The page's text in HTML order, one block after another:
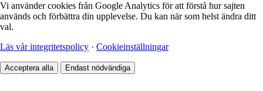
Vi använder cookies från Google Analytics för att förstå hur sajten
används och förbättra din upplevelse. Du kan när som helst ändra ditt
val.
Läs vår integritetspolicy · Cookieinställningar
Acceptera alla Endast nödvändiga